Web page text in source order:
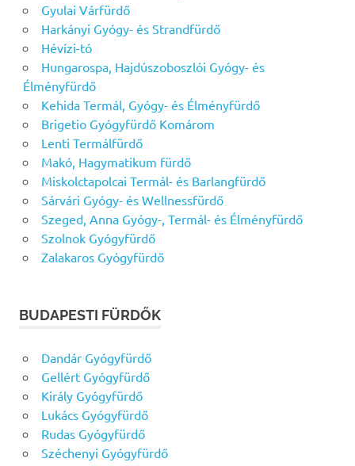
Gyulai Várfürdő
Harkányi Gyógy- és Strandfürdő
Hévízi-tó
Hungarospa, Hajdúszoboszlói Gyógy- és
Élményfürdő
Kehida Termál, Gyógy- és Élményfürdő
Brigetio Gyógyfürdő Komárom
Lenti Termálfürdő
Makó, Hagymatikum fürdő
Miskolctapolcai Termál- és Barlangfürdő
Sárvári Gyógy- és Wellnessfürdő
Szeged, Anna Gyógy-, Termál- és Élményfürdő
Szolnok Gyógyfürdő
Zalakaros Gyógyfürdő
BUDAPESTI FÜRDŐK
Dandár Gyógyfürdő
Gellért Gyógyfürdő
Király Gyógyfürdő
Lukács Gyógyfürdő
Rudas Gyógyfürdő
Széchenyi Gyógyfürdő